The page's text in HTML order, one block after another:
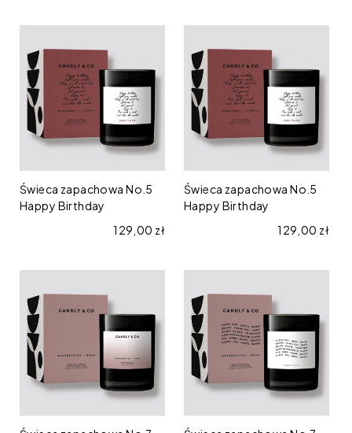
zapachowa
No.5
Happy
Birthday
Świeca zapachowa No.5
Happy Birthday
Cena regularna
129,00 zł
zapachowa
No.5
Happy
Birthday
Świeca zapachowa No.5
Happy Birthday
Cena
129,00 zł
zapachowa
No.7
Maliny
Róża
zapachowa
No.7
Thank
you.
Merci.
Grazie.